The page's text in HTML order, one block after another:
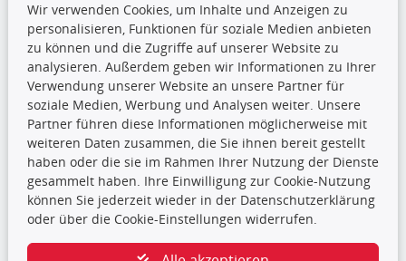
Die hier angezeigten Daten,
insbesondere die gesamte Datenbank,
dürfen nicht kopiert werden. Es ist zu
unterlassen, die Daten oder die gesamte Datenbank ohne
vorherige Zustimmung TecDocs zu vervielfältigen, zu
verbreiten und/oder diese Handlungen durch Dritte ausführen
zu lassen. Ein Zuwiderhandeln stellt eine
Wir verwenden Cookies, um Inhalte und Anzeigen zu
personalisieren, Funktionen für soziale Medien anbieten
zu können und die Zugriffe auf unserer Website zu
analysieren. Außerdem geben wir Informationen zu Ihrer
Verwendung unserer Website an unsere Partner für
soziale Medien, Werbung und Analysen weiter. Unsere
Partner führen diese Informationen möglicherweise mit
weiteren Daten zusammen, die Sie ihnen bereit gestellt
haben oder die sie im Rahmen Ihrer Nutzung der Dienste
gesammelt haben. Ihre Einwilligung zur Cookie-Nutzung
können Sie jederzeit wieder in der Datenschutzerklärung
oder über die Cookie-Einstellungen widerrufen.